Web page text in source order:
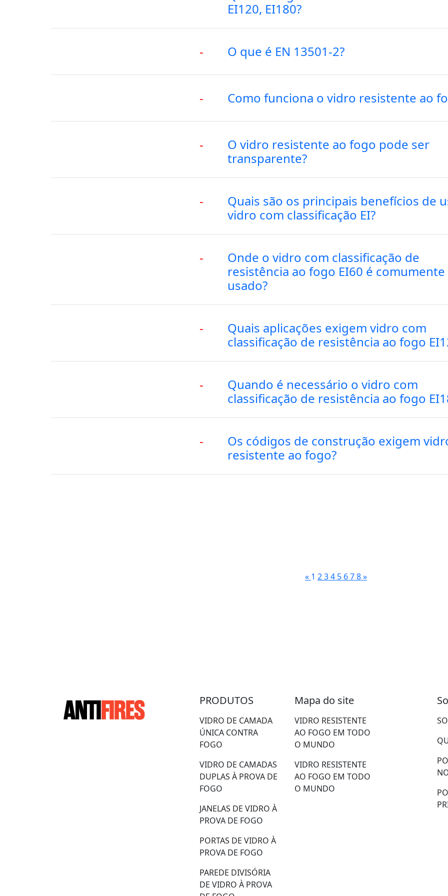
EI120, EI180?
- O que é EN 13501-2?
- Como funciona o vidro resistente ao
-
O vidro resistente ao fogo pode ser
transparente?
-
Quais são os principais benefícios de
vidro com classificação EI?
-
Onde o vidro com classificação de
resistência ao fogo EI60 é comumente
usado?
-
Quais aplicações exigem vidro com
classificação de resistência ao fogo
-
Quando é necessário o vidro com
classificação de resistência ao fogo
-
Os códigos de construção exigem
resistente ao fogo?
« 1 234 5 678»
PRODUTOS
VIDRO DE CAMADA
ÚNICA CONTRA
FOGO
VIDRO DE CAMADAS
DUPLAS À PROVA DE
FOGO
JANELAS DE VIDRO À
PROVA DE FOGO
PORTAS DE VIDRO À
PROVA DE FOGO
PAREDE DIVISÓRIA
DE VIDRO À PROVA
Mapa do site
VIDRO RESISTENTE
AO FOGO EM TODO
O MUNDO
VIDRO RESISTENTE
AO FOGO EM TODO
O MUNDO